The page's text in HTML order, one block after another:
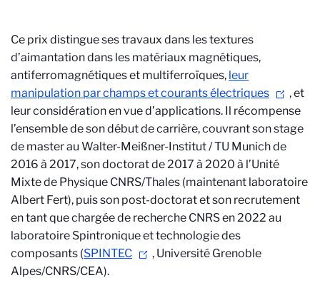
Ce prix distingue ses travaux dans les textures
d’aimantation dans les matériaux magnétiques,
antiferromagnétiques et multiferroïques, leur
manipulation par champs et courants électriques
, et
leur considération en vue d’applications. Il récompense
l’ensemble de son début de carrière, couvrant son stage
de master au Walter-Meißner-Institut / TU Munich de
2016 à 2017, son doctorat de 2017 à 2020 à l’Unité
Mixte de Physique CNRS/Thales (maintenant laboratoire
Albert Fert), puis son post-doctorat et son recrutement
en tant que chargée de recherche CNRS en 2022 au
laboratoire Spintronique et technologie des
composants (SPINTEC
, Université Grenoble
Alpes/CNRS/CEA).